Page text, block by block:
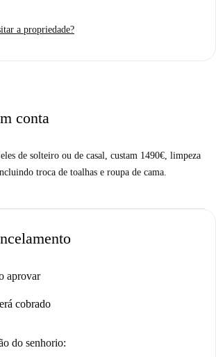
a propriedade?
conta
de solteiro ou de casal, custam 1490€, limpeza
troca de toalhas e roupa de cama.
aprovar
cobrado
do senhorio: